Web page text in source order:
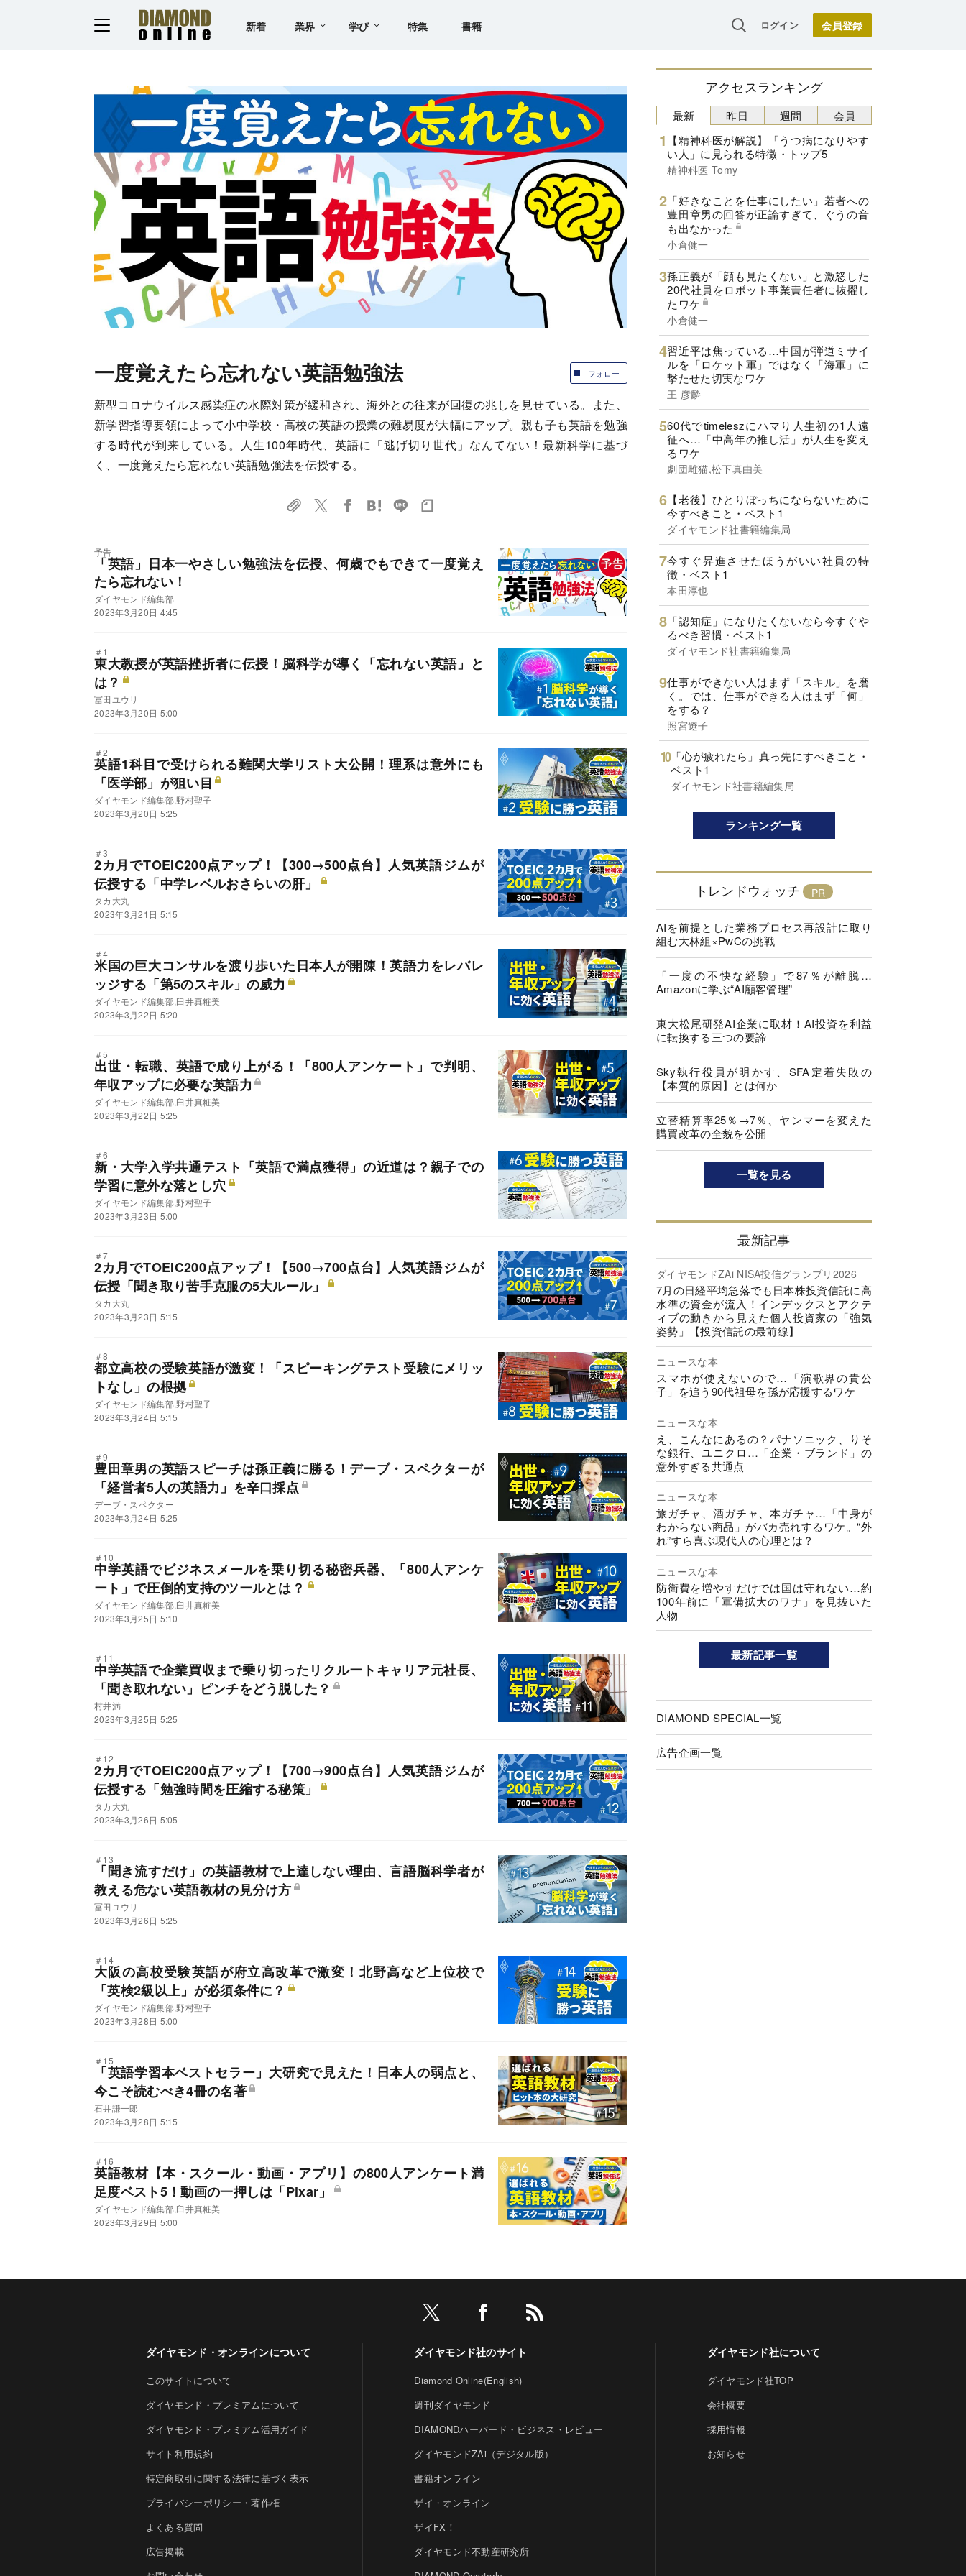
新着 業界 学び 特集 書籍 ログイン
フォロー
一度覚えたら忘れない英語勉強法
新型コロナウイルス感染症の水際対策が緩和され、海外との往来が回復の兆しを見せている。また、
新学習指導要領によって小中学校・高校の英語の授業の難易度が大幅にアップ。親も子も英語を勉強
する時代が到来している。人生100年時代、英語に「逃げ切り世代」なんてない！最新科学に基づ
く、一度覚えたら忘れない英語勉強法を伝授する。
予告
「英語」日本一やさしい勉強法を伝授、何歳でもできて一度覚え
たら忘れない！
ダイヤモンド編集部
2023年3月20日 4:45
＃1
東大教授が英語挫折者に伝授！脳科学が導く「忘れない英語」と
は？
冨田ユウリ
2023年3月20日 5:00
＃2
英語1科目で受けられる難関大学リスト大公開！理系は意外にも
「医学部」が狙い目
ダイヤモンド編集部,野村聖子
2023年3月20日 5:25
＃3
2カ月でTOEIC200点アップ！【300→500点台】人気英語ジムが
伝授する「中学レベルおさらいの肝」
タカ大丸
2023年3月21日 5:15
＃4
米国の巨大コンサルを渡り歩いた日本人が開陳！英語力をレバレ
ッジする「第5のスキル」の威力
ダイヤモンド編集部,臼井真粧美
2023年3月22日 5:20
＃5
出世・転職、英語で成り上がる！「800人アンケート」で判明、
年収アップに必要な英語力
ダイヤモンド編集部,臼井真粧美
2023年3月22日 5:25
＃6
新・大学入学共通テスト「英語で満点獲得」の近道は？親子での
学習に意外な落とし穴
ダイヤモンド編集部,野村聖子
2023年3月23日 5:00
＃7
2カ月でTOEIC200点アップ！【500→700点台】人気英語ジムが
伝授「聞き取り苦手克服の5大ルール」
タカ大丸
2023年3月23日 5:15
＃8
都立高校の受験英語が激変！「スピーキングテスト受験にメリッ
トなし」の根拠
ダイヤモンド編集部,野村聖子
2023年3月24日 5:15
＃9
豊田章男の英語スピーチは孫正義に勝る！デーブ・スペクターが
「経営者5人の英語力」を辛口採点
デーブ・スペクター
2023年3月24日 5:25
＃10
中学英語でビジネスメールを乗り切る秘密兵器、「800人アンケ
ート」で圧倒的支持のツールとは？
ダイヤモンド編集部,臼井真粧美
2023年3月25日 5:10
＃11
中学英語で企業買収まで乗り切ったリクルートキャリア元社長、
「聞き取れない」ピンチをどう脱した？
村井満
2023年3月25日 5:25
＃12
2カ月でTOEIC200点アップ！【700→900点台】人気英語ジムが
伝授する「勉強時間を圧縮する秘策」
タカ大丸
2023年3月26日 5:05
＃13
「聞き流すだけ」の英語教材で上達しない理由、言語脳科学者が
教える危ない英語教材の見分け方
冨田ユウリ
2023年3月26日 5:25
＃14
大阪の高校受験英語が府立高改革で激変！北野高など上位校で
「英検2級以上」が必須条件に？
ダイヤモンド編集部,野村聖子
2023年3月28日 5:00
＃15
「英語学習本ベストセラー」大研究で見えた！日本人の弱点と、
今こそ読むべき4冊の名著
石井謙一郎
2023年3月28日 5:15
＃16
英語教材【本・スクール・動画・アプリ】の800人アンケート満
足度ベスト5！動画の一押しは「Pixar」
ダイヤモンド編集部,臼井真粧美
2023年3月29日 5:00
アクセスランキング
最新
【精神科医が解説】「うつ病になりやす
い人」に見られる特徴・トップ5
精神科医 Tomy
「好きなことを仕事にしたい」若者への
豊田章男の回答が正論すぎて、ぐうの音
も出なかった
小倉健一
孫正義が「顔も見たくない」と激怒した
20代社員をロボット事業責任者に抜擢し
たワケ
小倉健一
習近平は焦っている…中国が弾道ミサイ
ルを「ロケット軍」ではなく「海軍」に
撃たせた切実なワケ
王 彦麟
60代でtimeleszにハマり人生初の1人遠
征へ…「中高年の推し活」が人生を変え
るワケ
劇団雌猫,松下真由美
【老後】ひとりぼっちにならないために
今すべきこと・ベスト1
ダイヤモンド社書籍編集局
今すぐ昇進させたほうがいい社員の特
徴・ベスト1
本田淳也
「認知症」になりたくないなら今すぐや
るべき習慣・ベスト1
ダイヤモンド社書籍編集局
仕事ができない人はまず「スキル」を磨
く。では、仕事ができる人はまず「何」
をする？
照宮遼子
「心が疲れたら」真っ先にすべきこと・
ベスト1
ダイヤモンド社書籍編集局
昨日 週間 会員
ランキング一覧
トレンドウォッチ
AIを前提とした業務プロセス再設計に取り
組む大林組×PwCの挑戦
「一度の不快な経験」で87％が離脱…
Amazonに学ぶ“AI顧客管理”
東大松尾研発AI企業に取材！AI投資を利益
に転換する三つの要諦
Sky執行役員が明かす、SFA定着失敗の
【本質的原因】とは何か
立替精算率25％→7％、ヤンマーを変えた
購買改革の全貌を公開
一覧を見る
最新記事
ダイヤモンドZAi NISA投信グランプリ2026
7月の日経平均急落でも日本株投資信託に高
水準の資金が流入！インデックスとアクテ
ィブの動きから見えた個人投資家の「強気
姿勢」【投資信託の最前線】
ニュースな本
スマホが使えないので…「演歌界の貴公
子」を追う90代祖母を孫が応援するワケ
ニュースな本
え、こんなにあるの？パナソニック、りそ
な銀行、ユニクロ…「企業・ブランド」の
意外すぎる共通点
ニュースな本
旅ガチャ、酒ガチャ、本ガチャ…「中身が
わからない商品」がバカ売れするワケ。“外
れ”すら喜ぶ現代人の心理とは？
ニュースな本
防衛費を増やすだけでは国は守れない…約
100年前に「軍備拡大のワナ」を見抜いた
人物
最新記事一覧
DIAMOND SPECIAL一覧
広告企画一覧
ダイヤモンド・オンラインについて
このサイトについて
ダイヤモンド・プレミアムについて
ダイヤモンド・プレミアム活用ガイド
サイト利用規約
特定商取引に関する法律に基づく表示
プライバシーポリシー・著作権
よくある質問
広告掲載
ダイヤモンド社のサイト
Diamond Online(English)
週刊ダイヤモンド
DIAMONDハーバード・ビジネス・レビュー
ダイヤモンドZAi（デジタル版）
書籍オンライン
ザイ・オンライン
ザイFX！
ダイヤモンド不動産研究所
ダイヤモンド社について
ダイヤモンド社TOP
会社概要
採用情報
お知らせ